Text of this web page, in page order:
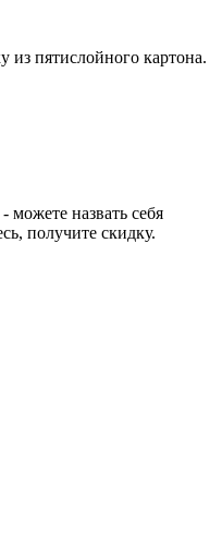
из пятислойного картона.
можете назвать себя
получите скидку.